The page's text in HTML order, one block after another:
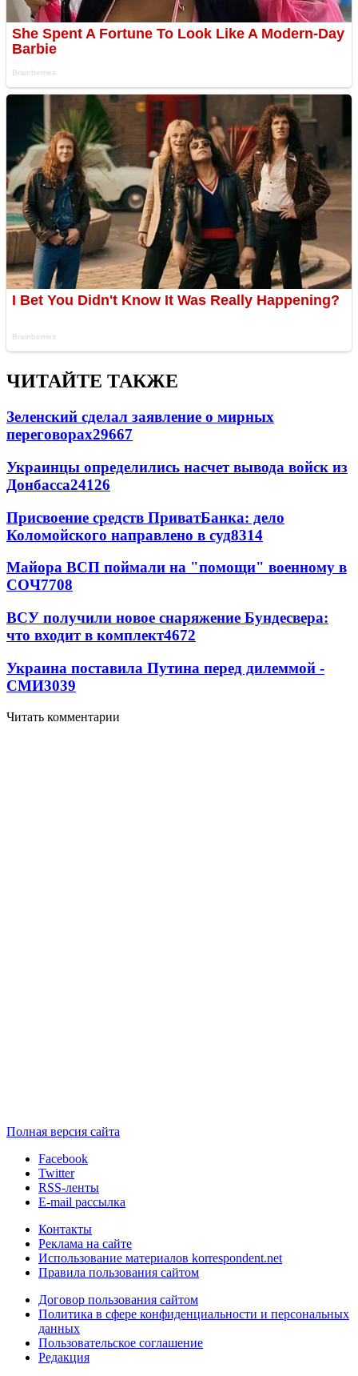
ЧИТАЙТЕ ТАКЖЕ
Зеленский сделал заявление о мирных
переговорах29667
Украинцы определились насчет вывода войск из
Донбасса24126
Присвоение средств ПриватБанка: дело
Коломойского направлено в суд8314
Майора ВСП поймали на "помощи" военному в
СОЧ7708
ВСУ получили новое снаряжение Бундесвера:
что входит в комплект4672
Украина поставила Путина перед дилеммой -
СМИ3039
Читать комментарии
Полная версия сайта
Facebook
Twitter
RSS-ленты
E-mail рассылка
Контакты
Реклама на сайте
Использование материалов korrespondent.net
Правила пользования сайтом
Договор пользования сайтом
Политика в сфере конфиденциальности и персональных
данных
Пользовательское соглашение
Редакция